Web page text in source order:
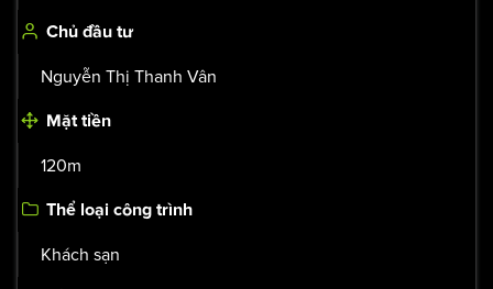
Chủ đầu tư
Nguyễn Thị Thanh Vân
Mặt tiền
120m
Thể loại công trình
Khách sạn